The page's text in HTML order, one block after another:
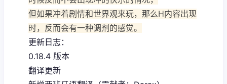
但如果冲着剧情和世界观来玩，那么H内容出现
时，反而会有一种调剂的感觉。
更新日志：
0.18.4 版本
翻译更新